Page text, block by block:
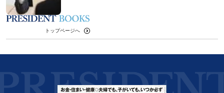
トップページへ